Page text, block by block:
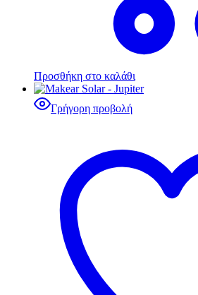
Προσθήκη στο καλάθι
Γρήγορη προβολή